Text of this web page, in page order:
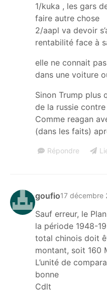
1/kuka , les gars
faire autre chose
2/aapl va devoir
rentabilité face à
elle ne connait
dans une voiture
Sinon Trump plus
de la russie
Comme reagan
(dans les faits)
Répondre
goufio17 décembre
Sauf erreur, le
la période 1948-
total chinois doit
montant, soit 160
L’unité de
bonne
Cdlt